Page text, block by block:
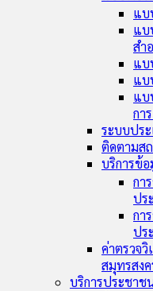
แบ
แบ
สำ
แบ
แบ
แบ
กา
ระบบปร
ติดตามส
บริการข้
กา
ปร
กา
ปร
ค่าตรวจ
สมุทรสง
บริการประชาช